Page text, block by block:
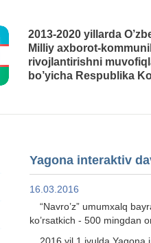
2013-2020 yillarda
Milliy axborot-
rivojlantirishni
bo’yicha Respublika
Yagona interaktiv
16.03.2016
“Navro’z” umumxalq
ko’rsatkich - 500 mingdan